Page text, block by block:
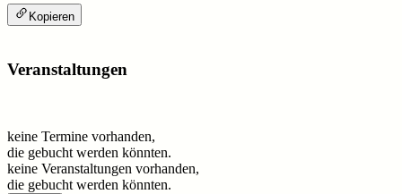
Kopieren
Veranstaltungen
keine Termine vorhanden,
die gebucht werden könnten.
keine Veranstaltungen vorhanden,
die gebucht werden könnten.